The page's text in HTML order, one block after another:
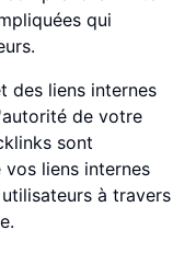
qui
des liens internes
de votre
sont
liens internes
à travers